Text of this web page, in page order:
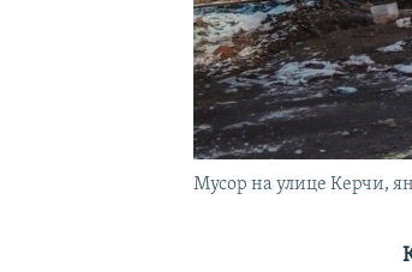
Мусор на улице Керчи,